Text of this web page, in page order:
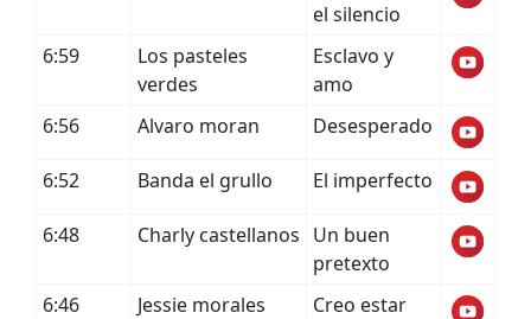
el silencio
6:59
Los pasteles
verdes
Esclavo y
amo
6:56
Alvaro moran Desesperado
6:52 Banda el grullo El imperfecto
6:48 Charly castellanos Un buen
pretexto
6:46
Jessie morales
Creo estar